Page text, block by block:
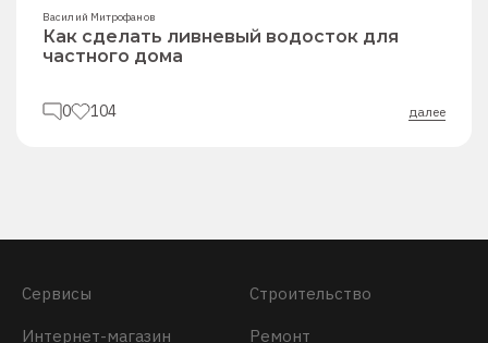
Василий Митрофанов
Как сделать ливневый водосток для
частного дома
0 104 далее
Сервисы
Интернет-магазин
Строительство
Ремонт